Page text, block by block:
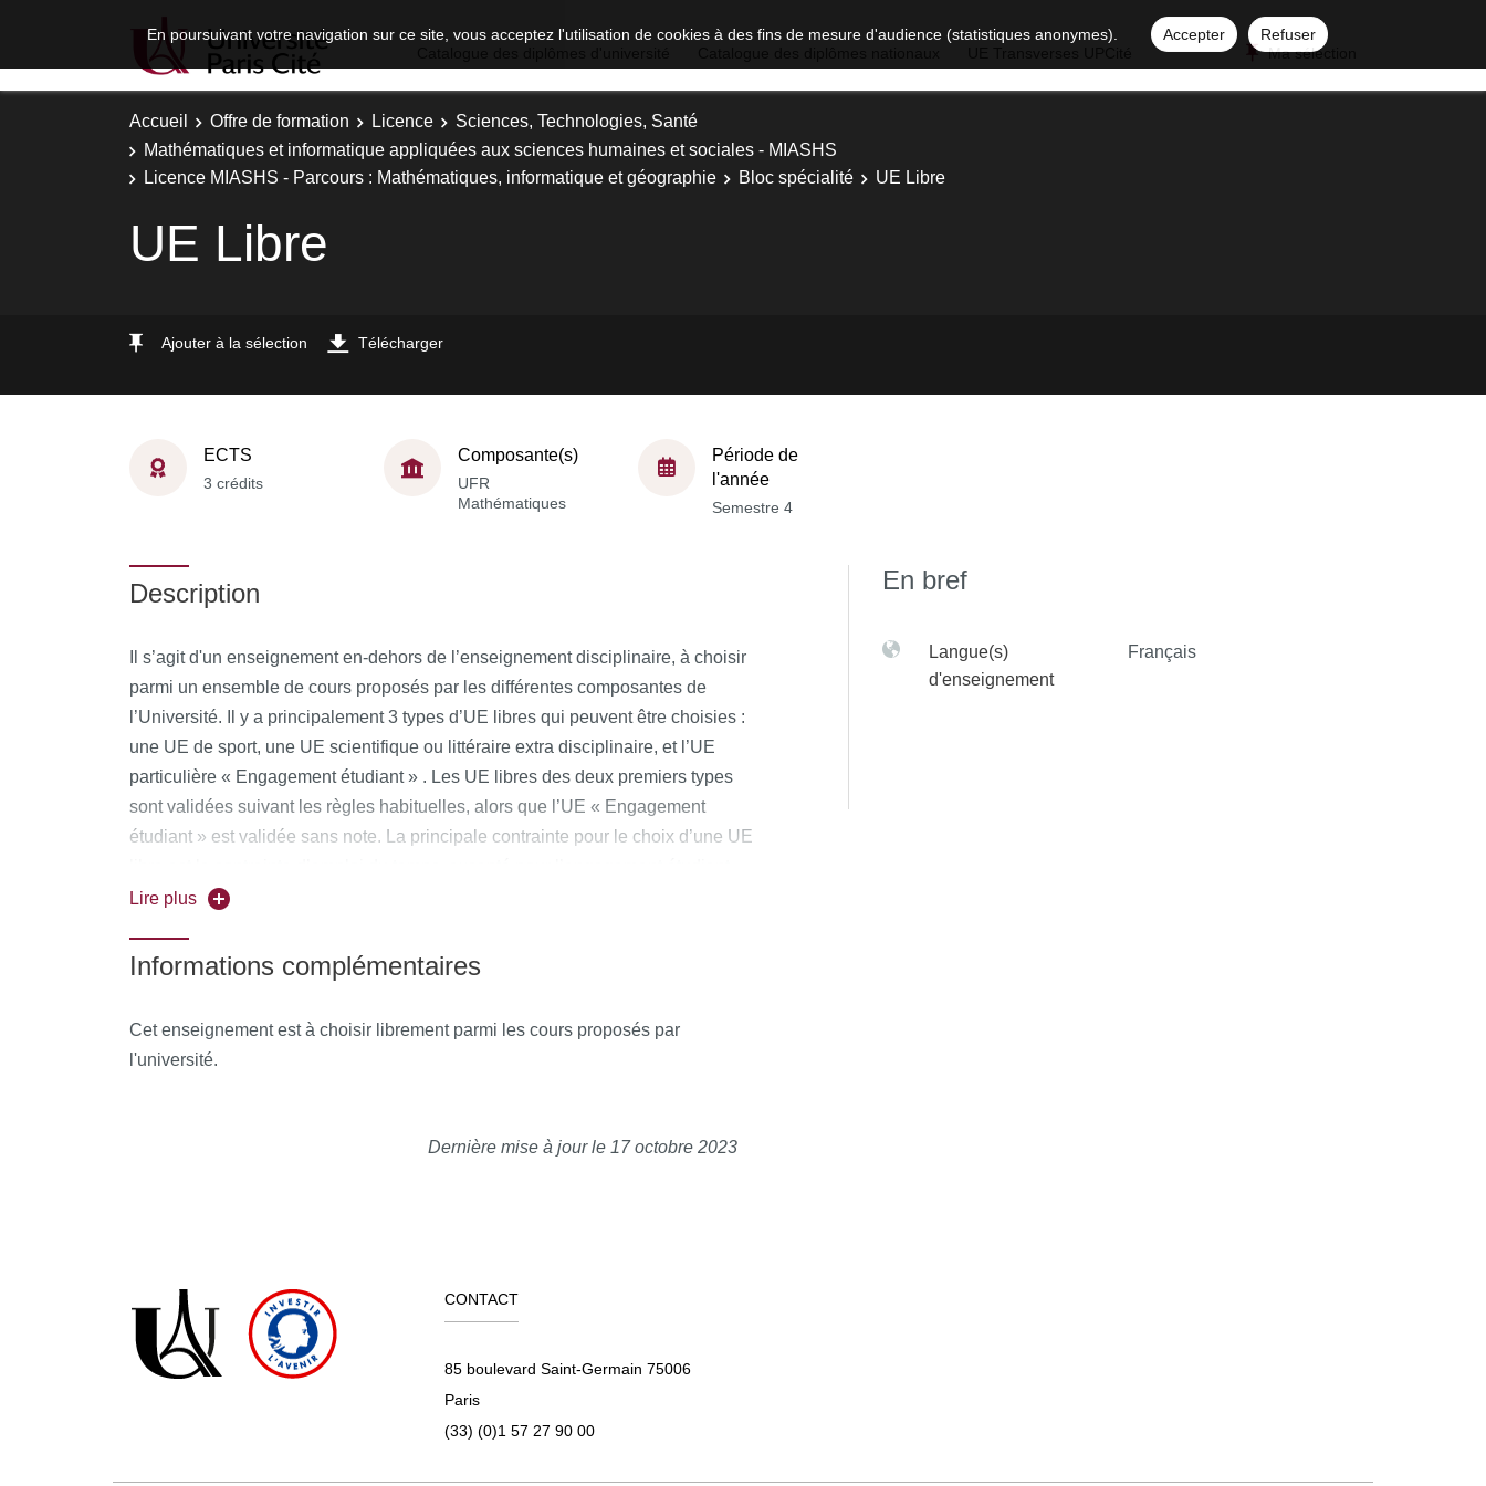
En poursuivant votre navigation sur ce site, vous acceptez l'utilisation de cookies à des fins de mesure d'audience (statistiques anonymes). Accepter
Refuser
Ma sélection
Accueil Offre de formation Licence
Sciences, Technologies, Santé
Mathématiques et informatique appliquées aux sciences humaines et sociales - MIASHS
Licence MIASHS - Parcours : Mathématiques, informatique et géographie
Bloc spécialité UE Libre
UE Libre
Ajouter à la sélection Télécharger
ECTS
3 crédits
Composante(s)
UFR
Mathématiques
Période de
l'année
Semestre 4
Description
Il s’agit d'un enseignement en-dehors de l’enseignement disciplinaire, à choisir
parmi un ensemble de cours proposés par les différentes composantes de
l’Université. Il y a principalement 3 types d’UE libres qui peuvent être choisies :
une UE de sport, une UE scientifique ou littéraire extra disciplinaire, et l’UE
particulière « Engagement étudiant » . Les UE libres des deux premiers types
sont validées suivant les règles habituelles, alors que l’UE « Engagement
étudiant » est validée sans note. La principale contrainte pour le choix d’une UE
qui ne comporte pas d’horaire imposé. Les horaires des différentes UE libres
Lire plus
Informations complémentaires
Cet enseignement est à choisir librement parmi les cours proposés par
l'université.
Dernière mise à jour le 17 octobre 2023
En bref
Langue(s)
d'enseignement
Français
CONTACT
85 boulevard Saint-Germain 75006
Paris
(33) (0)1 57 27 90 00